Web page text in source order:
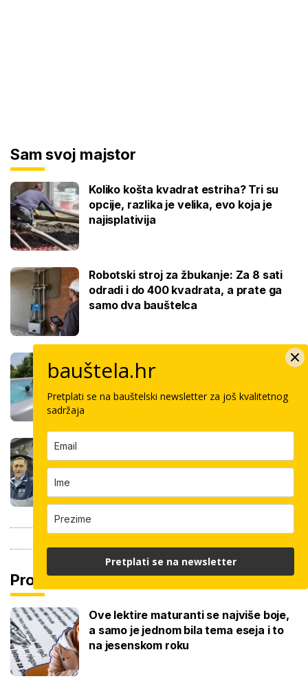
Sam svoj majstor
Koliko košta kvadrat estriha? Tri su
opcije, razlika je velika, evo koja je
najisplativija
Robotski stroj za žbukanje: Za 8 sati
odradi i do 400 kvadrata, a prate ga
samo dva bauštelca
Stigla nova generacija kućnih bazena!
Po rubu možete hodati, a od kutije do
kupanca samo jedan sat
pločica: Cijenu određuju površina,
Pročitaj još
Ove lektire maturanti se najviše boje,
a samo je jednom bila tema eseja i to
na jesenskom roku
bauštela.hr
Pretplati se na bauštelski newsletter za još kvalitetnog
sadržaja
Pretplati se na newsletter